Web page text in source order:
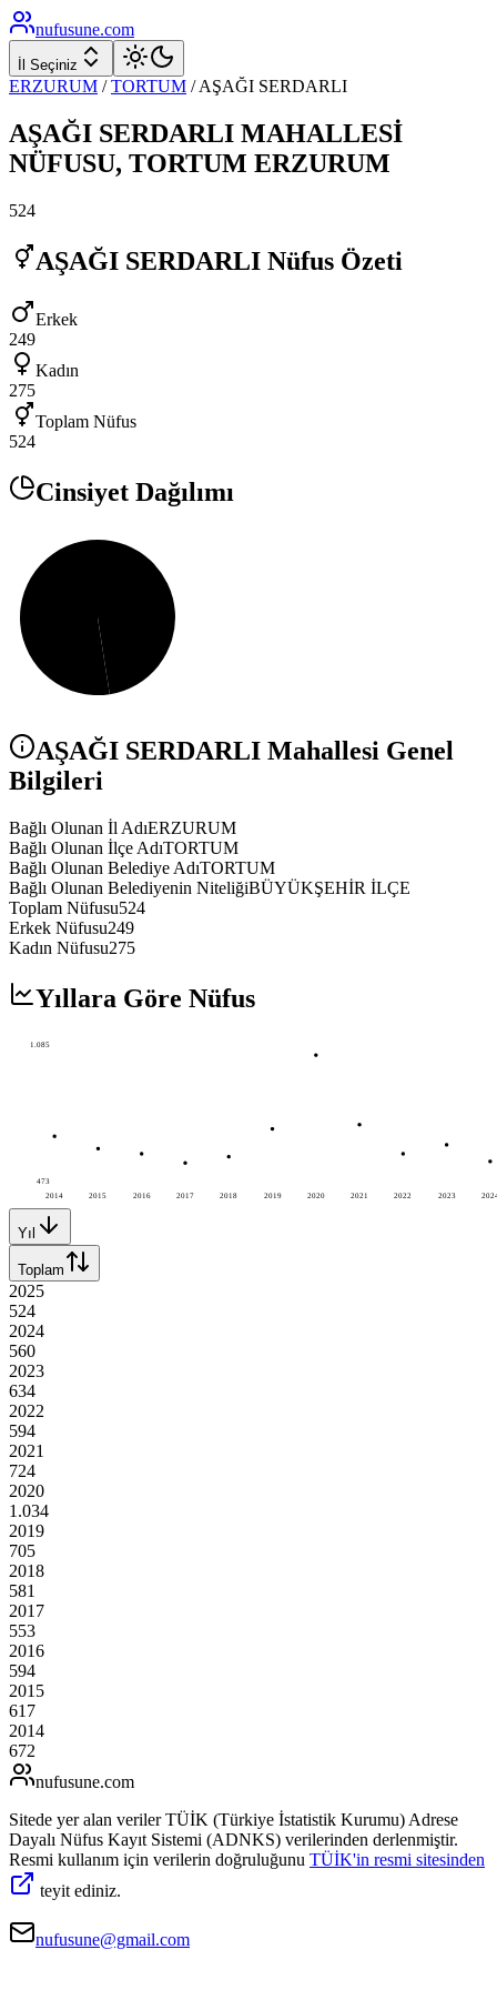
nufusune.com
İl Seçiniz
ERZURUM / TORTUM /AŞAĞI SERDARLI
AŞAĞI SERDARLI MAHALLESİ
NÜFUSU, TORTUM ERZURUM
524
AŞAĞI SERDARLI Nüfus Özeti
Erkek
249
Kadın
275
Toplam Nüfus
524
Cinsiyet Dağılımı
AŞAĞI SERDARLI Mahallesi Genel
Bilgileri
Bağlı Olunan İl AdıERZURUM
Bağlı Olunan İlçe AdıTORTUM
Bağlı Olunan Belediye AdıTORTUM
Bağlı Olunan Belediyenin NiteliğiBÜYÜKŞEHİR İLÇE
Toplam Nüfusu524
Erkek Nüfusu249
Kadın Nüfusu275
Yıllara Göre Nüfus
2014 2015 2016 2017 2018 2019 2020 2021 2022 2023
1.085
473
Yıl
Toplam
2025
524
2024
560
2023
634
2022
594
2021
724
2020
1.034
2019
705
2018
581
2017
553
2016
594
2015
617
2014
672
nufusune.com
Sitede yer alan veriler TÜİK (Türkiye İstatistik Kurumu) Adrese
Dayalı Nüfus Kayıt Sistemi (ADNKS) verilerinden derlenmiştir.
Resmi kullanım için verilerin doğruluğunu TÜİK'in resmi sitesinden
teyit ediniz.
nufusune@gmail.com